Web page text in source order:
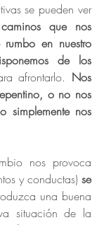
Las dificultades adaptativas se pueden ver
que nos
en nuestro
de los
afrontarlo. Nos
o no nos
simplemente nos
nos provoca
y conductas) se
una buena
situación de la